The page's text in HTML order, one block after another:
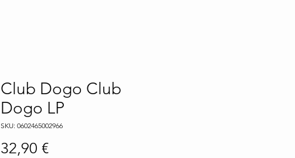
Club Dogo Club
Dogo LP
SKU: 0602465002966
32,90 €Prezzo